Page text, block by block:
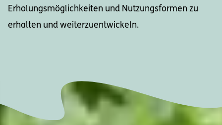
Erholungsmöglichkeiten und Nutzungsformen zu
erhalten und weiterzuentwickeln.